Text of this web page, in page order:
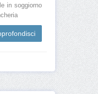
in soggiorno